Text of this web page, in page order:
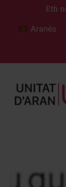
Eth
Aranés